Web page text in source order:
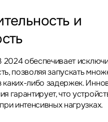
и
2024 обеспечивает
позволяя запускать
либо задержек.
гарантирует, что
интенсивных нагрузках.